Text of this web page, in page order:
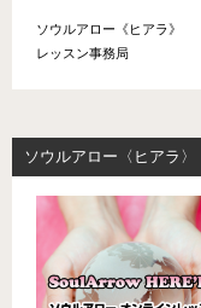
ソウルアロー《ヒアラ》
レッスン事務局
ソウルアロー〈ヒアラ〉